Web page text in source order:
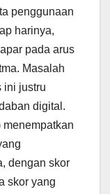
penggunaan
harinya,
pada arus
Masalah
ini justru
digital.
dengan skor
skor yang